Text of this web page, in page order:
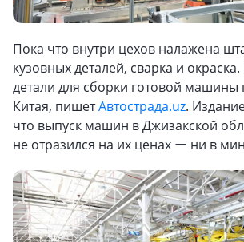
Пока что внутри цехов налажена
кузовных деталей, сварка и
детали для сборки готовой машины
Китая, пишетАвтострада.uz.
что выпуск машин в Джизакской
не отразился на их ценах ー ни в